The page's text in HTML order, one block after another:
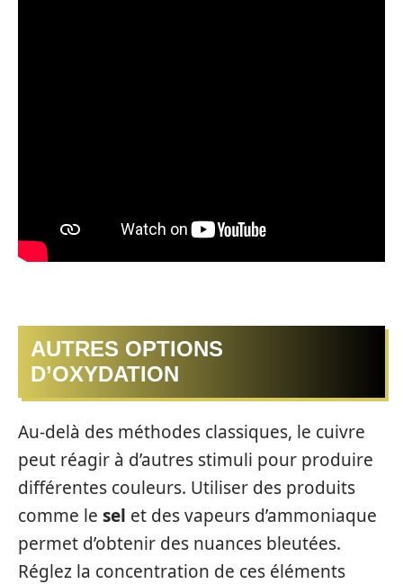
AUTRES OPTIONS
D’OXYDATION
Au-delà des méthodes classiques, le cuivre
peut réagir à d’autres stimuli pour produire
différentes couleurs. Utiliser des produits
comme le sel et des vapeurs d’ammoniaque
permet d’obtenir des nuances bleutées.
Réglez la concentration de ces éléments